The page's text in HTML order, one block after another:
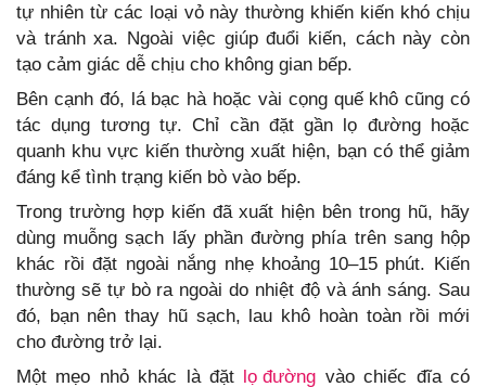
tự nhiên từ các loại vỏ này thường khiến kiến khó chịu
và tránh xa. Ngoài việc giúp đuổi kiến, cách này còn
tạo cảm giác dễ chịu cho không gian bếp.
Bên cạnh đó, lá bạc hà hoặc vài cọng quế khô cũng có
tác dụng tương tự. Chỉ cần đặt gần lọ đường hoặc
quanh khu vực kiến thường xuất hiện, bạn có thể giảm
đáng kể tình trạng kiến bò vào bếp.
Trong trường hợp kiến đã xuất hiện bên trong hũ, hãy
dùng muỗng sạch lấy phần đường phía trên sang hộp
khác rồi đặt ngoài nắng nhẹ khoảng 10–15 phút. Kiến
thường sẽ tự bò ra ngoài do nhiệt độ và ánh sáng. Sau
đó, bạn nên thay hũ sạch, lau khô hoàn toàn rồi mới
cho đường trở lại.
Một mẹo nhỏ khác là đặt lọ đường vào chiếc đĩa có